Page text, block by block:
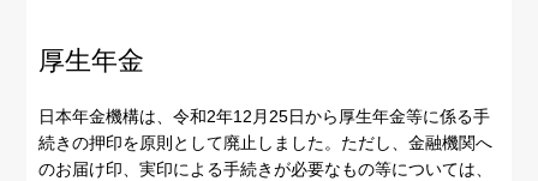
厚生年金
日本年金機構は、令和2年12月25日から厚生年金等に係る手
続きの押印を原則として廃止しました。ただし、金融機関へ
のお届け印、実印による手続きが必要なもの等については、